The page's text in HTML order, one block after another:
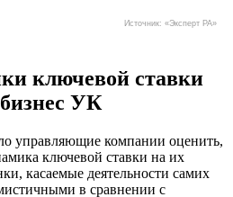
Источник: «Эксперт РА»
ключевой ставки
УК
управляющие компании оценить,
ключевой ставки на их
касаемые деятельности самих
в сравнении с